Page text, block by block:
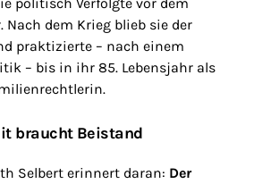
dem Krieg blieb sie der
praktizierte – nach einem
– bis in ihr 85. Lebensjahr als
braucht Beistand
Selbert erinnert daran: Der